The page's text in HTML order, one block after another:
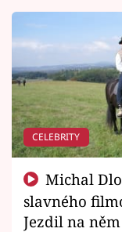
CELEBRITY
slavného
Jezdil na